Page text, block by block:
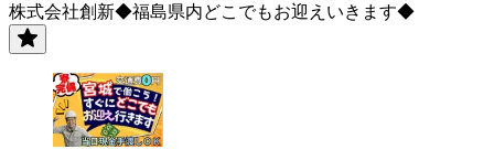
株式会社創新◆福島県内どこでもお迎えいきます◆